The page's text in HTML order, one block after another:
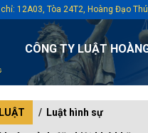
CÔNG TY LUẬT
12A03, Tòa 24T2, Hoàng Đạo
Luật hình sự